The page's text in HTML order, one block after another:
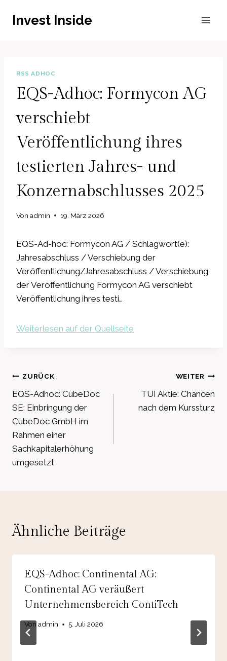
InhaltInvest Inside
RSS ADHOC
EQS-Adhoc: Formycon AG
verschiebt
Veröffentlichung ihres
testierten Jahres- und
Konzernabschlusses 2025
Von admin 19. März 2026
EQS-Ad-hoc: Formycon AG / Schlagwort(e):
Jahresabschluss / Verschiebung der
Veröffentlichung/Jahresabschluss / Verschiebung
der Veröffentlichung Formycon AG verschiebt
Veröffentlichung ihres testi…
Weiterlesen auf der Quellseite
Beitragsnavigation
ZURÜCK
EQS-Adhoc: CubeDoc
SE: Einbringung der
CubeDoc GmbH im
Rahmen einer
Sachkapitalerhöhung
umgesetzt
WEITER
TUI Aktie: Chancen
nach dem Kurssturz
Ähnliche Beiträge
EQS-Adhoc: Continental AG:
Continental AG veräußert
Unternehmensbereich ContiTech
Vonadmin 5. Juli 2026